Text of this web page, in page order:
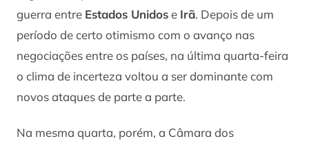
guerra entre Estados Unidose Irã. Depois de um
período de certo otimismo com o avanço nas
negociações entre os países, na última quarta-feira
o clima de incerteza voltou a ser dominante com
novos ataques de parte a parte.
Na mesma quarta, porém, a Câmara dos